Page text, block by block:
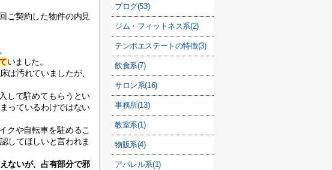
ご契約した物件の内見
いました。
は汚れていましたが、
して駐めてもらうとい
っているわけではない
クや自転車を駐めるこ
してほしいと言われま
ないが、占有部分で邪
ブログ(53)
ジム・フィットネス系(2)
テンポエステートの特徴(3)
飲食系(7)
サロン系(16)
事務所(13)
教室系(1)
物販系(4)
アパレル系(1)